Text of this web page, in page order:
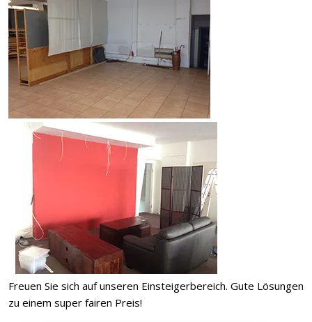
Freuen Sie sich auf unseren Einsteigerbereich. Gute Lösungen
zu einem super fairen Preis!